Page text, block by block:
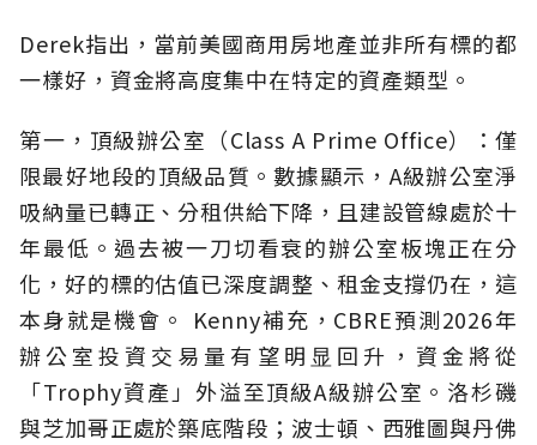
Derek指出，當前美國商用房地產並非所有標的都
一樣好，資金將高度集中在特定的資產類型。
第一，頂級辦公室（Class A Prime Office）：僅
限最好地段的頂級品質。數據顯示，A級辦公室淨
吸納量已轉正、分租供給下降，且建設管線處於十
年最低。過去被一刀切看衰的辦公室板塊正在分
化，好的標的估值已深度調整、租金支撐仍在，這
本身就是機會。 Kenny補充，CBRE預測2026年
辦公室投資交易量有望明显回升，資金將從
「Trophy資產」外溢至頂級A級辦公室。洛杉磯
與芝加哥正處於築底階段；波士頓、西雅圖與丹佛